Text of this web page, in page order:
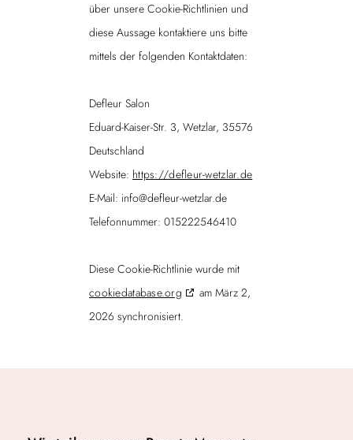
über unsere Cookie-Richtlinien und
diese Aussage kontaktiere uns bitte
mittels der folgenden Kontaktdaten:
Defleur Salon
Eduard-Kaiser-Str. 3, Wetzlar, 35576
Deutschland
Website: https://defleur-wetzlar.de
E-Mail: info@defleur-wetzlar.de
Telefonnummer: 015222546410
Diese Cookie-Richtlinie wurde mit
cookiedatabase.org
am März 2,
2026 synchronisiert.